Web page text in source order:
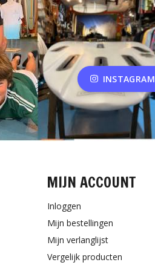
INSTAGRAM
MIJN ACCOUNT
Inloggen
Mijn bestellingen
Mijn verlanglijst
Vergelijk producten